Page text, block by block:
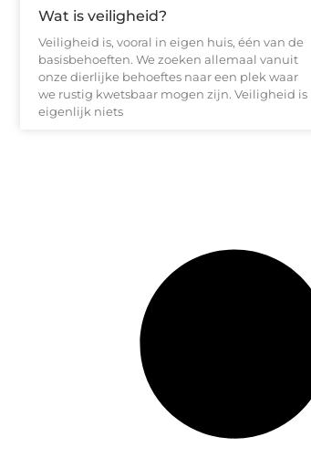
Wat is veiligheid?
Veiligheid is, vooral in eigen huis, één van de
basisbehoeften. We zoeken allemaal vanuit
onze dierlijke behoeftes naar een plek waar
we rustig kwetsbaar mogen zijn. Veiligheid is
eigenlijk niets